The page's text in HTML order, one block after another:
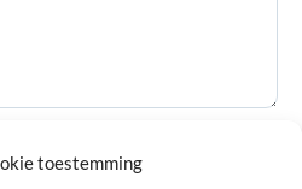
toestemming